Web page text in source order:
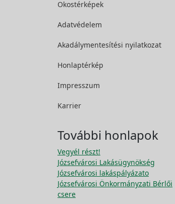
Okostérképek
Adatvédelem
Akadálymentesítési nyilatkozat
Honlaptérkép
Impresszum
Karrier
További honlapok
Vegyél részt!
Józsefvárosi Lakásügynökség
Józsefvárosi lakáspályázato
Józsefvárosi Önkormányzati Bérlői
csere